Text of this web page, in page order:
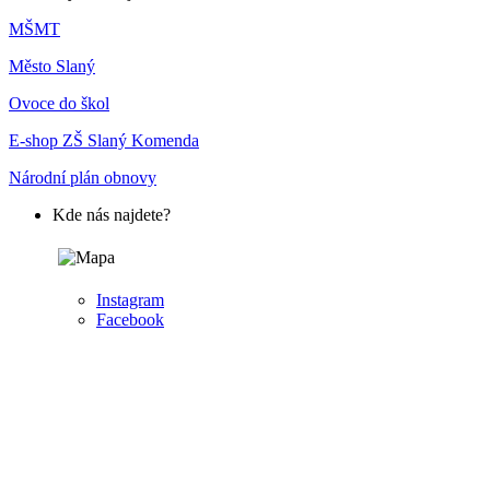
MŠMT
Město Slaný
Ovoce do škol
E-shop ZŠ Slaný Komenda
Národní plán obnovy
Kde nás najdete?
Instagram
Facebook